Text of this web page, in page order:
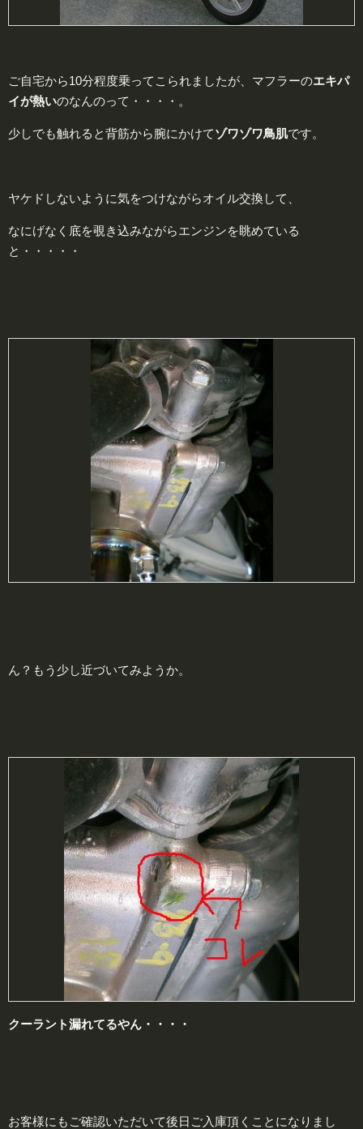
ご自宅から10分程度乗ってこられましたが、マフラーのエキパ
イが熱いのなんのって・・・・。
少しでも触れると背筋から腕にかけてゾワゾワ鳥肌です。
ヤケドしないように気をつけながらオイル交換して、
なにげなく底を覗き込みながらエンジンを眺めている
と・・・・・
ん？もう少し近づいてみようか。
クーラント漏れてるやん・・・・
お客様にもご確認いただいて後日ご入庫頂くことになりまし